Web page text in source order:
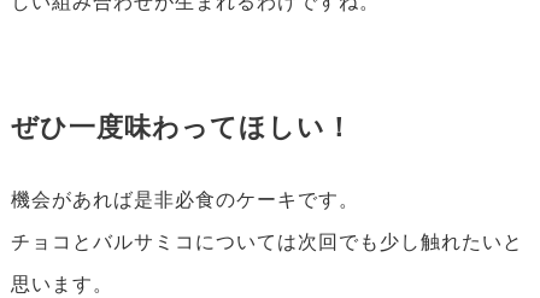
ぜひ一度味わってほしい！
機会があれば是非必食のケーキです。
チョコとバルサミコについては次回でも少し触れたいと
思います。